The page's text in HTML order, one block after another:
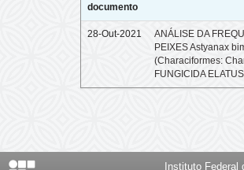
documento
28-Out-2021
ANÁLISE DA
PEIXES Astyanax
(Characiformes:
FUNGICIDA
Instituto